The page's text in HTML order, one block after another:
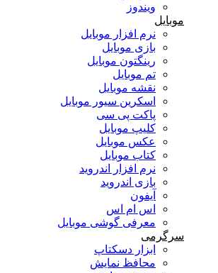
ویندوز
موبایل
نرم افزار موبایل
بازی موبایل
رینگتون موبایل
تم موبایل
نقشه موبایل
اسکرین سیور موبایل
پاکت پی سی
کلیپ موبایل
عکس موبایل
کتاب موبایل
نرم افزار اندروید
بازی اندروید
آیفون
اس ام اس
معرفی گوشی موبایل
سرگرمی
ابزار دسکتاپ
محافظ نمایش